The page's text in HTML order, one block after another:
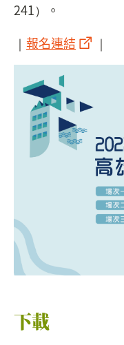
241）。
｜ 報名連結 ｜
下載